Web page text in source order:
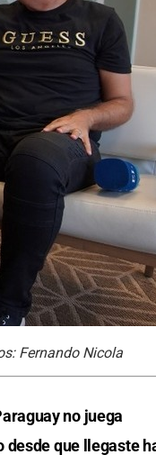
Fernando Nicola
no juega
que llegaste